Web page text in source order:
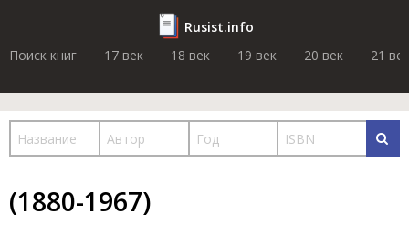
Rusist.info
Поиск книг
17 век 18 век 19 век 20 век 21 век
(1880-1967)